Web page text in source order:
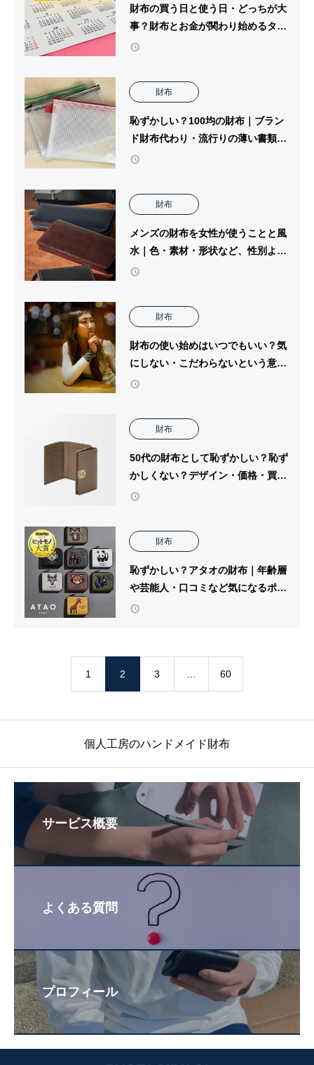
財布の買う日と使う日・どっちが大
事？財布とお金が関わり始めるタイ
ミングと運気への影響
財布
恥ずかしい？100均の財布｜ブラン
ド財布代わり・流行りの薄い書類用
クリアケースで十分？
財布
メンズの財布を女性が使うことと風
水｜色・素材・形状など、性別より
重視されることとは？
財布
財布の使い始めはいつでもいい？気
にしない・こだわらないという意見
も多い中でどう決める？
財布
50代の財布として恥ずかしい？恥ず
かしくない？デザイン・価格・買い
替え・ブランドは？
財布
恥ずかしい？アタオの財布｜年齢層
や芸能人・口コミなど気になるポイ
ント別にくわしく解説
1 2 3 60
個人工房のハンドメイド財布
サービス概要
よくある質問
プロフィール